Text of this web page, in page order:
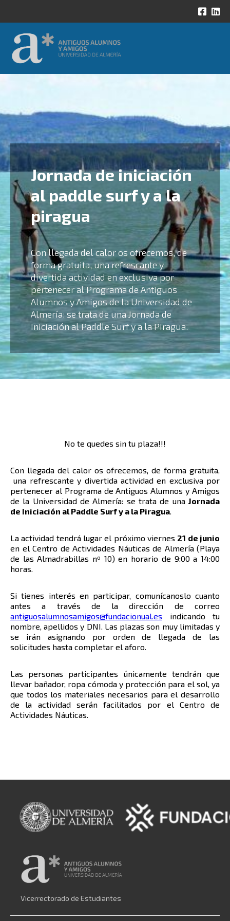
Jornada de iniciación
al paddle surf y a la
piragua
Con llegada del calor os ofrecemos, de
forma gratuita, una refrescante y
divertida actividad en exclusiva por
pertenecer al Programa de Antiguos
Alumnos y Amigos de la Universidad de
Almería: se trata de una Jornada de
Iniciación al Paddle Surf y a la Piragua.
No te quedes sin tu plaza!!!
Con llegada del calor os ofrecemos, de forma gratuita,
una refrescante y divertida actividad en exclusiva por
pertenecer al Programa de Antiguos Alumnos y Amigos
de la Universidad de Almería: se trata de una Jornada
de Iniciación al Paddle Surf y a la Piragua.
La actividad tendrá lugar el próximo viernes 21 de junio
en el Centro de Actividades Náuticas de Almería (Playa
de las Almadrabillas nº 10) en horario de 9:00 a 14:00
horas.
Si tienes interés en participar, comunícanoslo cuanto
antes a través de la dirección de correo
antiguosalumnosamigos@fundacionual.es indicando tu
nombre, apellidos y DNI. Las plazas son muy limitadas y
se irán asignando por orden de llegada de las
solicitudes hasta completar el aforo.
Las personas participantes únicamente tendrán que
llevar bañador, ropa cómoda y protección para el sol, ya
que todos los materiales necesarios para el desarrollo
de la actividad serán facilitados por el Centro de
Actividades Náuticas.
Vicerrectorado de Estudiantes